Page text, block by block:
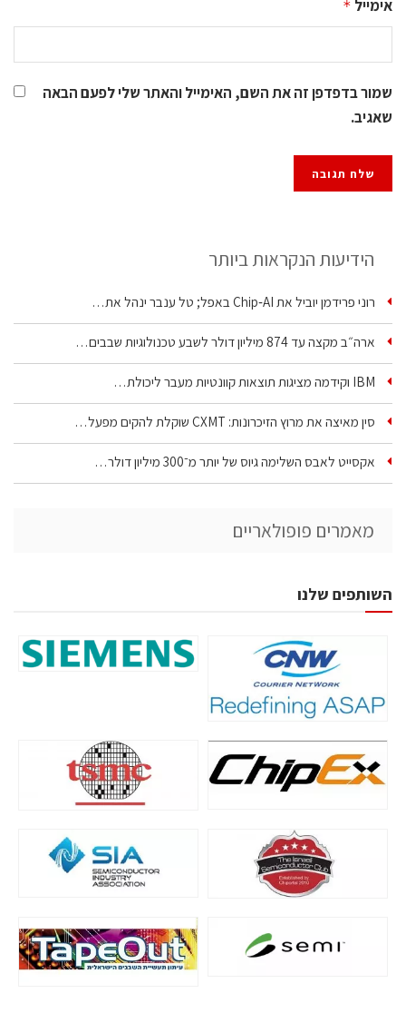
אימייל *
שמור בדפדפן זה את השם, האימייל והאתר שלי לפעם הבאה
שאגיב.
הידיעות הנקראות ביותר
רוני פרידמן יוביל את Chip‑AI באפל; טל ענבר ינהל את…
ארה״ב מקצה עד 874 מיליון דולר לשבע טכנולוגיות שבבים…
IBM וקידמה מציגות תוצאות קוונטיות מעבר ליכולת…
סין מאיצה את מרוץ הזיכרונות: CXMT שוקלת להקים מפעל…
אקסייט לאבס השלימה גיוס של יותר מ־300 מיליון דולר…
מאמרים פופולאריים
השותפים שלנו